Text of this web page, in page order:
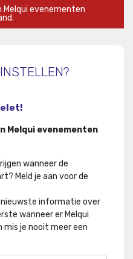
Melqui evenementen
INSTELLEN?
Melqui evenementen
wanneer de
Meld je aan voor de
nieuwste informatie over
wanneer er Melqui
mis je nooit meer een